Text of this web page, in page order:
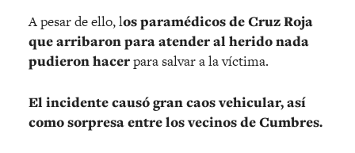
A pesar de ello, los paramédicos de Cruz Roja
que arribaron para atender al herido nada
pudieron hacerpara salvar a la víctima.
El incidente causó gran caos vehicular, así
como sorpresa entre los vecinos de Cumbres.